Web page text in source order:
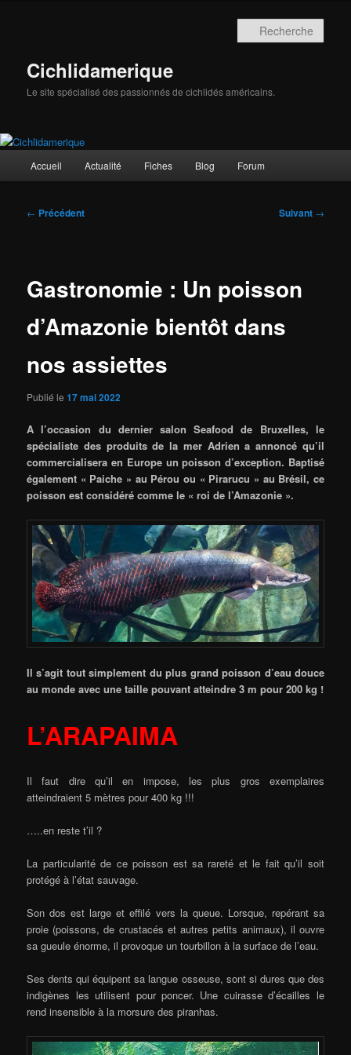
Cichlidamerique
Le site spécialisé des passionnés de cichlidés américains.
principal
Accueil Actualité Fiches Blog Forum
Navigation
← Précédent Suivant →
Gastronomie : Un poisson
d’Amazonie bientôt dans
nos assiettes
Publié le17 mai 2022
A l’occasion du dernier salon Seafood de Bruxelles, le
spécialiste des produits de la mer Adrien a annoncé qu’il
commercialisera en Europe un poisson d’exception. Baptisé
également « Paiche » au Pérou ou « Pirarucu » au Brésil, ce
poisson est considéré comme le « roi de l’Amazonie ».
Il s’agit tout simplement du plus grand poisson d’eau douce
au monde avec une taille pouvant atteindre 3 m pour 200 kg !
L’ARAPAIMA
Il faut dire qu’il en impose, les plus gros exemplaires
atteindraient 5 mètres pour 400 kg !!!
…..en reste t’il ?
La particularité de ce poisson est sa rareté et le fait qu’il soit
protégé à l’état sauvage.
Son dos est large et effilé vers la queue. Lorsque, repérant sa
proie (poissons, de crustacés et autres petits animaux), il ouvre
sa gueule énorme, il provoque un tourbillon à la surface de l’eau.
Ses dents qui équipent sa langue osseuse, sont si dures que des
indigènes les utilisent pour poncer. Une cuirasse d’écailles le
rend insensible à la morsure des piranhas.